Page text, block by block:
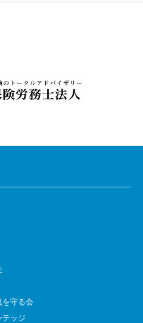
を守る会
テッジ